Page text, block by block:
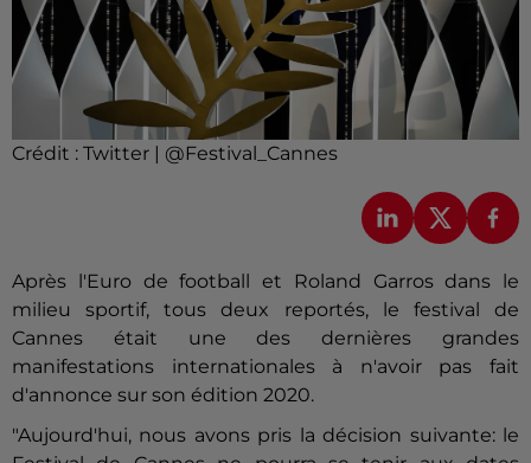
Crédit : Twitter | @Festival_Cannes
Après l'Euro de football et Roland Garros dans le
milieu sportif, tous deux reportés, le festival de
Cannes était une des dernières grandes
manifestations internationales à n'avoir pas fait
d'annonce sur son édition 2020.
"Aujourd'hui, nous avons pris la décision suivante: le